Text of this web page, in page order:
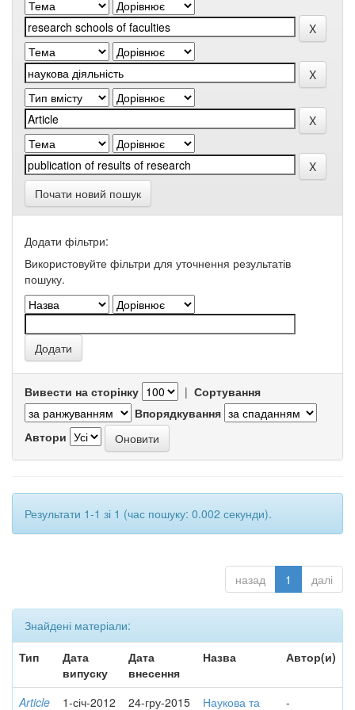
Почати новий пошук
Додати фільтри:
Використовуйте фільтри для уточнення результатів
пошуку.
Вивести на сторінку | Сортування
Впорядкування
Автори
Результати 1-1 зі 1 (час пошуку: 0.002 секунди).
назад 1 далі
Знайдені матеріали:
Тип
Дата
випуску
Дата
внесення
Назва Автор(и)
Article 1-січ-2012 24-гру-2015 Наукова та -